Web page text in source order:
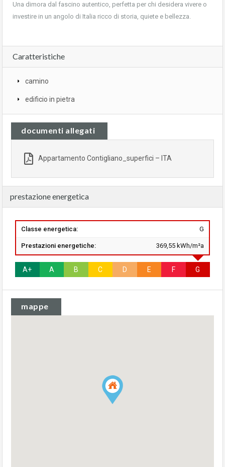
Una dimora dal fascino autentico, perfetta per chi desidera vivere o
investire in un angolo di Italia ricco di storia, quiete e bellezza.
Caratteristiche
camino
edificio in pietra
documenti allegati
Appartamento Contigliano_superfici – ITA
prestazione energetica
Classe energetica: G
Prestazioni energetiche: 369,55 kWh/m²a
A+ A B C D E F G
mappe